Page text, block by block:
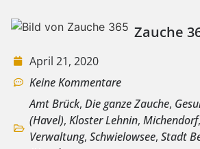
Zauche
April 21, 2020
Keine Kommentare
Amt Brück, Die ganze Zauche,
(Havel), Kloster Lehnin, Michendorf,
Verwaltung, Schwielowsee, Stadt